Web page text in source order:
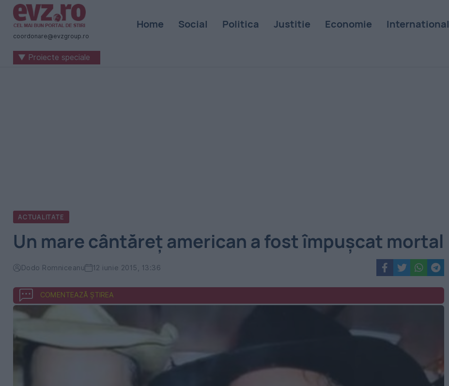
Știri
naționale
internaționale
coordonare@evzgroup.ro
Home Social Politica Justitie Economie International
▼ Proiecte speciale
ACTUALITATE
Un mare cântăreţ american a fost împuşcat mortal
Dodo Romniceanu 12 iunie 2015, 13:36
COMENTEAZĂ ȘTIREA